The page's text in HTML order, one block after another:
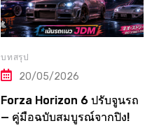
บทสรุป
20/05/2026
Forza Horizon 6 ปรับจูนรถ
— คู่มือฉบับสมบูรณ์จากปิง!